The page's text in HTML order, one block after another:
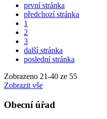
první stránka
předchozí stránka
1
2
3
další stránka
poslední stránka
Zobrazeno 21-40 ze 55
Zobrazit vše
Obecní úřad